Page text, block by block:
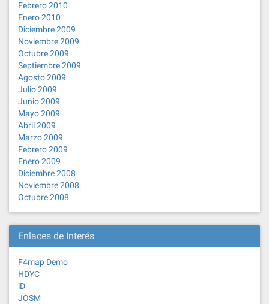
Febrero 2010
Enero 2010
Diciembre 2009
Noviembre 2009
Octubre 2009
Septiembre 2009
Agosto 2009
Julio 2009
Junio 2009
Mayo 2009
Abril 2009
Marzo 2009
Febrero 2009
Enero 2009
Diciembre 2008
Noviembre 2008
Octubre 2008
Enlaces de Interés
F4map Demo
HDYC
iD
JOSM